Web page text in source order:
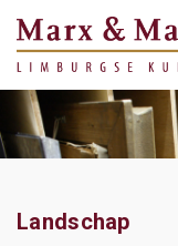
Landschap